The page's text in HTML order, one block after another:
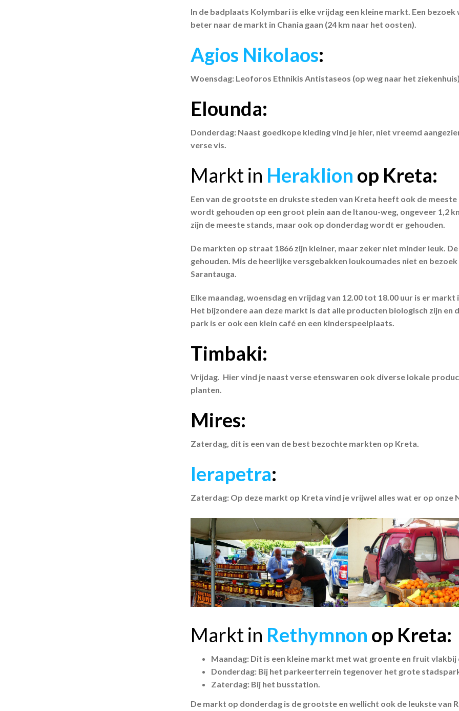
In de badplaats Kolymbari is elke vrijdag een kleine markt. Een
beter naar de markt in Chania gaan (24 km naar het oosten).
Agios Nikolaos:
Woensdag: Leoforos Ethnikis Antistaseos (op weg naar het
Elounda:
Donderdag: Naast goedkope kleding vind je hier, niet vreemd
verse vis.
Markt in Heraklion op Kreta:
Een van de grootste en drukste steden van Kreta heeft ook de
wordt gehouden op een groot plein aan de Itanou-weg, ongeveer 1,2
zijn de meeste stands, maar ook op donderdag wordt er gehouden.
De markten op straat 1866 zijn kleiner, maar zeker niet minder leuk.
gehouden. Mis de heerlijke versgebakken loukoumades niet en
Sarantauga.
Elke maandag, woensdag en vrijdag van 12.00 tot 18.00 uur is er
Het bijzondere aan deze markt is dat alle producten biologisch zijn
park is er ook een klein café en een kinderspeelplaats.
Timbaki:
Vrijdag. Hier vind je naast verse etenswaren ook diverse lokale
planten.
Mires:
Zaterdag, dit is een van de best bezochte markten op Kreta.
Ierapetra:
Zaterdag: Op deze markt op Kreta vind je vrijwel alles wat er op onze
Markt in Rethymnon op Kreta:
Maandag: Dit is een kleine markt met wat groente en fruit
Donderdag: Bij het parkeerterrein tegenover het grote
Zaterdag: Bij het busstation.
De markt op donderdag is de grootste en wellicht ook de leukste van